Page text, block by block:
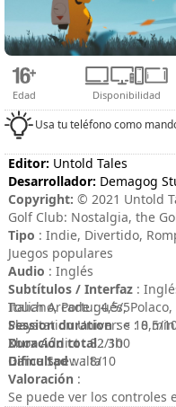
Edad Disponibilidad
Usa tu teléfono como
Editor: Untold Tales
Desarrollador: Demagog
Copyright: © 2021 Untold
Golf Club: Nostalgia, the
Untold Tales logo and
of Untold Tales S.A. and/or
reserved.
Tipo : Indie, Divertido,
Juegos populares
Audio : Inglés
Subtítulos / Interfaz :
Italiano, Portugués, Polaco,
Session duration: < 10
Duración total: 3h
Dificultad: alta
Valoración :
Touch Arcade : 4,5/5
Playstation Universe : 8,5/
Xbox Addict : 82/100
Game Spew : 8/10
Se puede ver los controles